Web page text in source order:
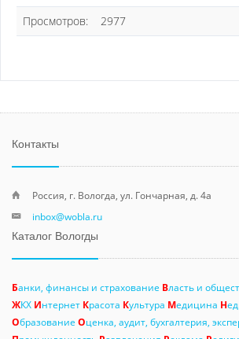
Просмотров:
2977
Контакты
Россия, г. Вологда, ул. Гончарная, д. 4а
inbox@wobla.ru
Каталог Вологды
Банки, финансы и страхование Власть и
ЖКХ Интернет Красота Культура Медицина Н
Образование Оценка, аудит, бухгалтерия,